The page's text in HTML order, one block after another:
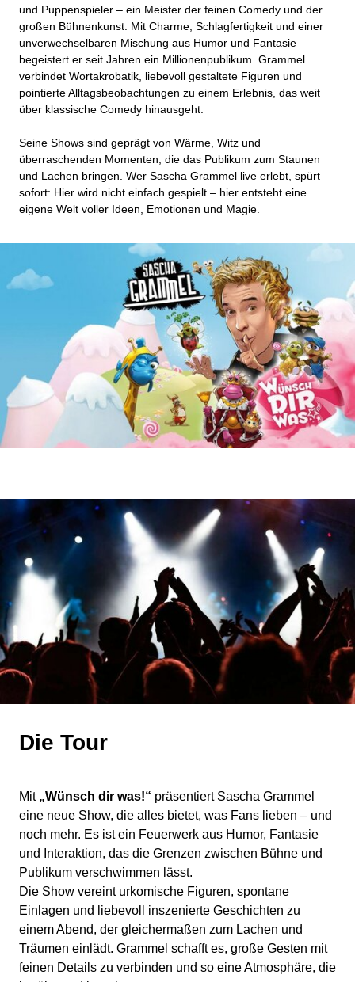
und Puppenspieler – ein Meister der feinen Comedy und der
großen Bühnenkunst. Mit Charme, Schlagfertigkeit und einer
unverwechselbaren Mischung aus Humor und Fantasie
begeistert er seit Jahren ein Millionenpublikum. Grammel
verbindet Wortakrobatik, liebevoll gestaltete Figuren und
pointierte Alltagsbeobachtungen zu einem Erlebnis, das weit
über klassische Comedy hinausgeht.
Seine Shows sind geprägt von Wärme, Witz und
überraschenden Momenten, die das Publikum zum Staunen
und Lachen bringen. Wer Sascha Grammel live erlebt, spürt
sofort: Hier wird nicht einfach gespielt – hier entsteht eine
eigene Welt voller Ideen, Emotionen und Magie.
Die Tour
Mit „Wünsch dir was!“ präsentiert Sascha Grammel
eine neue Show, die alles bietet, was Fans lieben – und
noch mehr. Es ist ein Feuerwerk aus Humor, Fantasie
und Interaktion, das die Grenzen zwischen Bühne und
Publikum verschwimmen lässt.
Die Show vereint urkomische Figuren, spontane
Einlagen und liebevoll inszenierte Geschichten zu
einem Abend, der gleichermaßen zum Lachen und
Träumen einlädt. Grammel schafft es, große Gesten mit
feinen Details zu verbinden und so eine Atmosphäre, die